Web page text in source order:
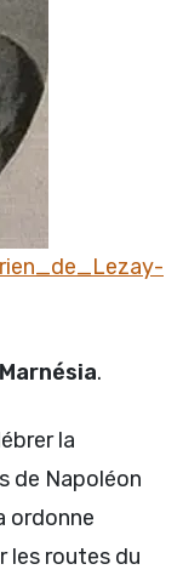
.
la
de Napoléon
ordonne
les routes du